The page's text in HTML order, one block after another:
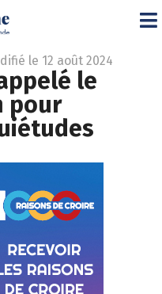
le 12 août 2024
le
pour